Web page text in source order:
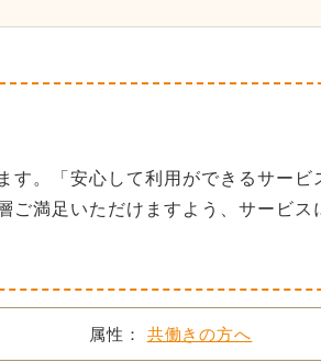
す。「安心して利用ができるサー
ご満足いただけますよう、サービ
属性： 共働きの方へ